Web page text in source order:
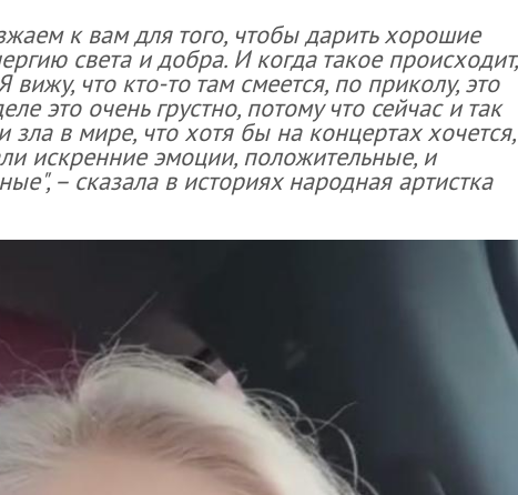
к вам для того, чтобы дарить хорошие
света и добра. И когда такое происходит,
вижу, что кто-то там смеется, по приколу, это
это очень грустно, потому что сейчас и так
зла в мире, что хотя бы на концертах хочется,
искренние эмоции, положительные, и
– сказала в историях народная артистка